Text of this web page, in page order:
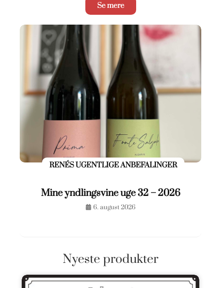
Se mere
RENÉS UGENTLIGE ANBEFALINGER
Mine yndlingsvine uge 32 – 2026
6. august 2026
Nyeste produkter